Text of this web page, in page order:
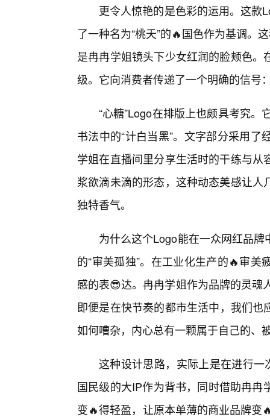
更令人惊艳的是色彩的运用。这款
了一种名为“桃夭”的🔥国色作为基调。
是冉冉学姐镜头下少女红润的脸颊色
级。它向消费者传递了一个明确的信号
“心糖”Logo在排版上也颇具考究
书法中的“计白当黑”。文字部分采用
学姐在直播间里分享生活时的干练与
浆欲滴未滴的形态，这种动态美感让
独特香气。
为什么这个Logo能在一众网红品
的“审美孤独”。在工业化生产的🔥审
感的表😎达。冉冉学姐作为品牌的灵魂
即便是在快节奏的都市生活中，我们
如何嘈杂，内心总有一颗属于自己的、
这种设计思路，实际上是在进行一
国民级的大IP作为背书，同时借助冉
变🔥得轻盈，让原本单薄的商业品牌变